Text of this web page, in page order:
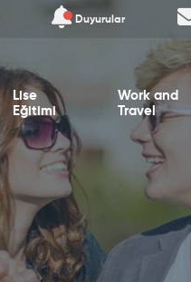
Duyurular
Lise
Eğitimi
Work and
Travel